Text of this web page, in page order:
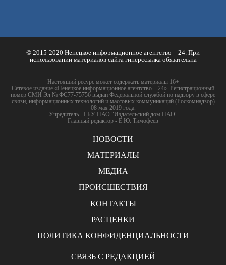
© 2015-2020 Ненецкое информационное агентство – 24. При
использовании материалов сайта гиперссылка обязательна
Настоящий ресурс может содержать материалы 16+
Сетевое издание «Ненецкое информационное агентство – 24». Регистрационный
номер СМИ Эл № ФС77-75756 выдан Федеральной службой по надзору в сфере
связи, информационных технологий и массовых коммуникаций (Роскомнадзор)
08 мая 2019 года.
Учредитель - ГБУ НАО "Издательский дом НАО"
Главный редактор - Е.Ю. Тимофеев
НОВОСТИ
МАТЕРИАЛЫ
МЕДИА
ПРОИСШЕСТВИЯ
КОНТАКТЫ
РАСЦЕНКИ
ПОЛИТИКА КОНФИДЕНЦИАЛЬНОСТИ
СВЯЗЬ С РЕДАКЦИЕЙ